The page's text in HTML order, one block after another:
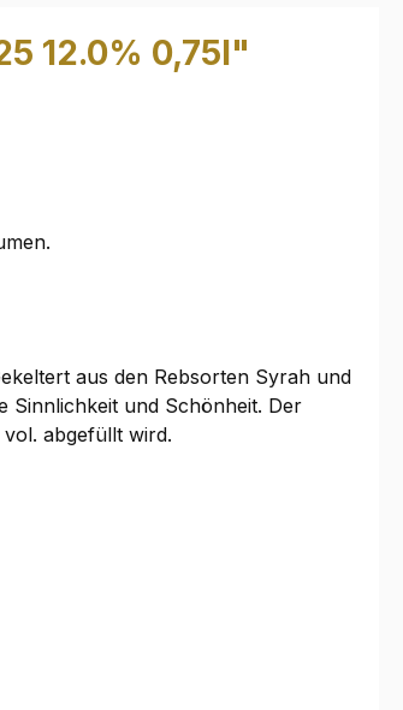
12.0% 0,75l"
aus den Rebsorten Syrah und
Sinnlichkeit und Schönheit. Der
abgefüllt wird.